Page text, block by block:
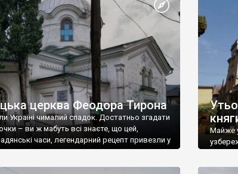
А потім було Хрещення Русі. На честь
названо місто […]
церква Феодора Тирона
Україні чималий спадок. Достатньо згадати
– ви ж мабуть всі знаєте, що цей,
часи, легендарний рецепт привезли у
Майже